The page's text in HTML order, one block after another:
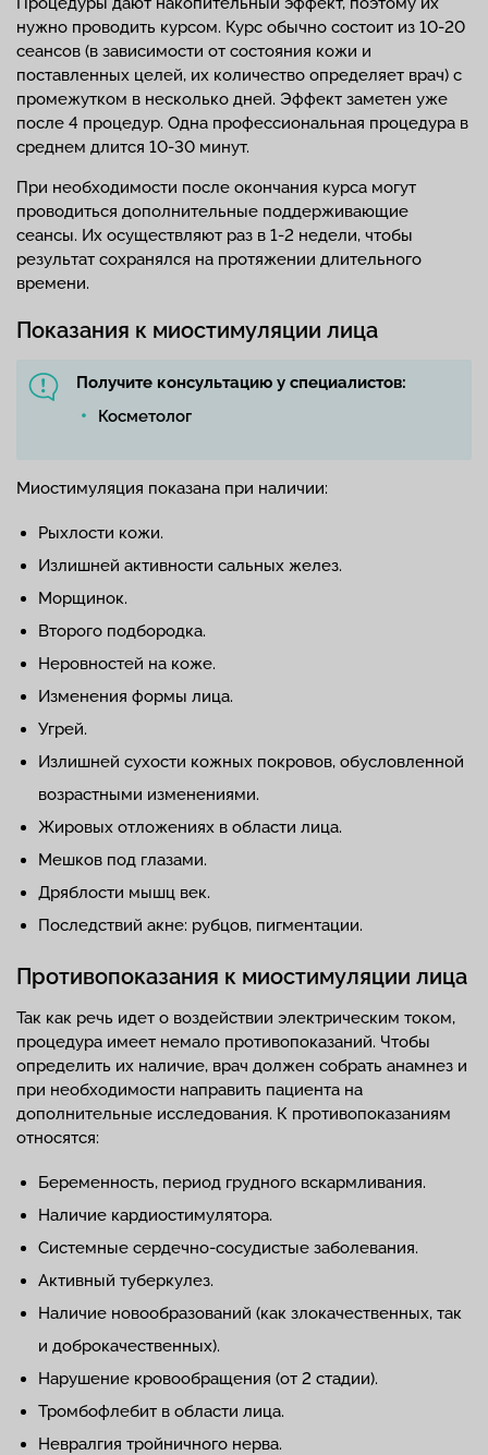
нужно проводить курсом. Курс обычно состоит из 10-20
сеансов (в зависимости от состояния кожи и
поставленных целей, их количество определяет врач) с
промежутком в несколько дней. Эффект заметен уже
после 4 процедур. Одна профессиональная процедура в
среднем длится 10-30 минут.
При необходимости после окончания курса могут
проводиться дополнительные поддерживающие
сеансы. Их осуществляют раз в 1-2 недели, чтобы
результат сохранялся на протяжении длительного
времени.
Показания к миостимуляции лица
Получите консультацию у специалистов:
Косметолог
Миостимуляция показана при наличии:
Рыхлости кожи.
Излишней активности сальных желез.
Морщинок.
Второго подбородка.
Неровностей на коже.
Изменения формы лица.
Угрей.
Излишней сухости кожных покровов, обусловленной
возрастными изменениями.
Жировых отложениях в области лица.
Мешков под глазами.
Дряблости мышц век.
Последствий акне: рубцов, пигментации.
Противопоказания к миостимуляции лица
Так как речь идет о воздействии электрическим током,
процедура имеет немало противопоказаний. Чтобы
определить их наличие, врач должен собрать анамнез и
при необходимости направить пациента на
дополнительные исследования. К противопоказаниям
относятся:
Беременность, период грудного вскармливания.
Наличие кардиостимулятора.
Системные сердечно-сосудистые заболевания.
Активный туберкулез.
Наличие новообразований (как злокачественных, так
и доброкачественных).
Нарушение кровообращения (от 2 стадии).
Тромбофлебит в области лица.
Невралгия тройничного нерва.